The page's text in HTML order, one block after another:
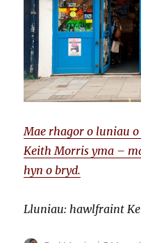
Mae rhagor o luniau
Keith Morris yma –
hyn o bryd.
Lluniau: hawlfraint